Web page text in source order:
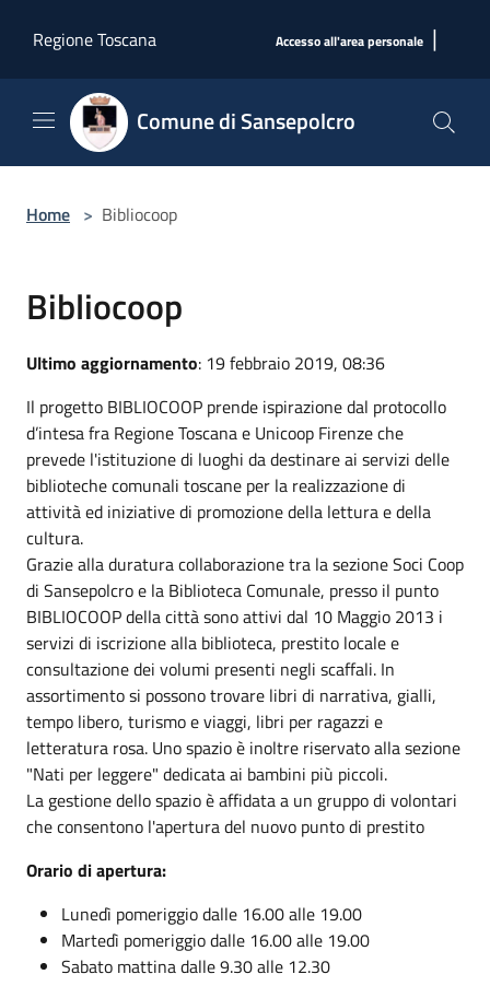
Regione Toscana
Accesso all'area personale |
Comune di Sansepolcro
Home > Bibliocoop
Bibliocoop
Ultimo aggiornamento: 19 febbraio 2019, 08:36
Il progetto BIBLIOCOOP prende ispirazione dal protocollo
d’intesa fra Regione Toscana e Unicoop Firenze che
prevede l'istituzione di luoghi da destinare ai servizi delle
biblioteche comunali toscane per la realizzazione di
attività ed iniziative di promozione della lettura e della
cultura.
Grazie alla duratura collaborazione tra la sezione Soci Coop
di Sansepolcro e la Biblioteca Comunale, presso il punto
BIBLIOCOOP della città sono attivi dal 10 Maggio 2013 i
servizi di iscrizione alla biblioteca, prestito locale e
consultazione dei volumi presenti negli scaffali. In
assortimento si possono trovare libri di narrativa, gialli,
tempo libero, turismo e viaggi, libri per ragazzi e
letteratura rosa. Uno spazio è inoltre riservato alla sezione
"Nati per leggere" dedicata ai bambini più piccoli.
La gestione dello spazio è affidata a un gruppo di volontari
che consentono l'apertura del nuovo punto di prestito
Orario di apertura:
Lunedì pomeriggio dalle 16.00 alle 19.00
Martedì pomeriggio dalle 16.00 alle 19.00
Sabato mattina dalle 9.30 alle 12.30